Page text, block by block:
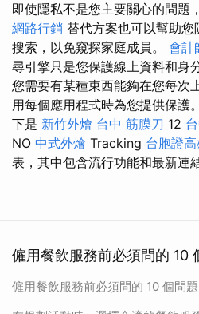
即使隱私不是您主要關心的問題
網路行銷 替代方案也可以幫助
搜索，以免窺探家庭成員。 會計
尋引擎只是您保護線上資料和身
您需要有某種東西能夠在您每次
用每個應用程式時為您提供保護。
下是 新竹外燴 台中 筋膜刀 12
NO 中式外燴 Tracking 台胞證
表，其中包含流行功能和最新連結
僱用餐飲服務前必須問的 10
僱用餐飲服務前必須問的 10 個問